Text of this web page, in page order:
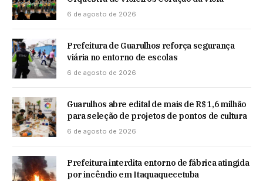
6 de agosto de 2026
Prefeitura de Guarulhos reforça segurança
viária no entorno de escolas
6 de agosto de 2026
Guarulhos abre edital de mais de R$ 1,6 milhão
para seleção de projetos de pontos de cultura
6 de agosto de 2026
Prefeitura interdita entorno de fábrica atingida
por incêndio em Itaquaquecetuba